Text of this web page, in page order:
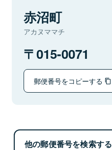
赤沼町
アカヌママチ
015-0071
郵便番号をコピーする
他の郵便番号を検索する